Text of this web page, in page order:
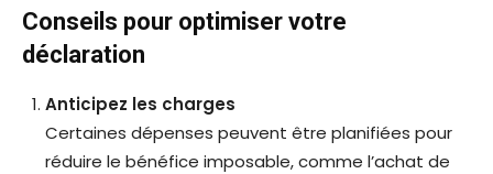
Conseils pour optimiser votre
déclaration
Anticipez les charges
Certaines dépenses peuvent être planifiées pour
réduire le bénéfice imposable, comme l’achat de